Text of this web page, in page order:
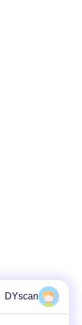
DYscan